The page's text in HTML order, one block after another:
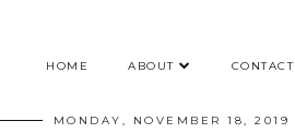
HOME ABOUT CONTACT
MONDAY, NOVEMBER 18, 2019